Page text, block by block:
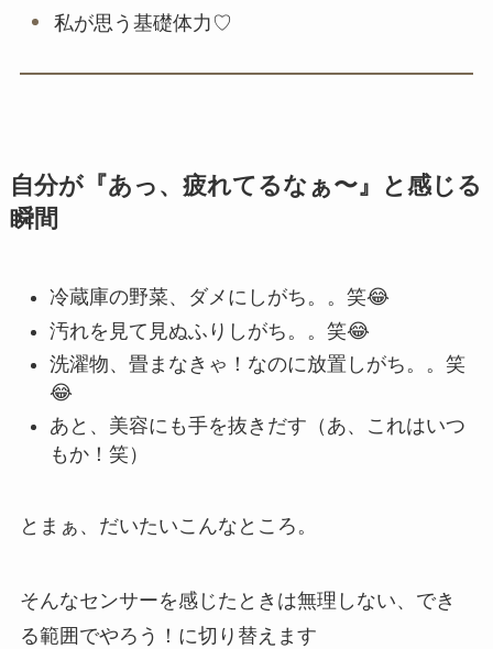
私が思う基礎体力♡
自分が『あっ、疲れてるなぁ〜』と感じる
瞬間
冷蔵庫の野菜、ダメにしがち。。笑😂
汚れを見て見ぬふりしがち。。笑😂
洗濯物、畳まなきゃ！なのに放置しがち。。笑
😂
あと、美容にも手を抜きだす（あ、これはいつ
もか！笑）
とまぁ、だいたいこんなところ。
そんなセンサーを感じたときは無理しない、でき
る範囲でやろう！に切り替えます